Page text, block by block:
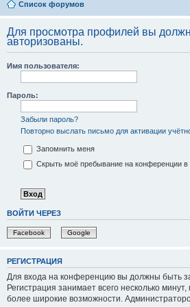
Список форумов
Для просмотра профилей вы
авторизованы.
Имя пользователя:
Пароль:
Забыли пароль?
Повторно выслать письмо для активации
Запомнить меня
Скрыть моё пребывание на конференции в
ВОЙТИ ЧЕРЕЗ
Facebook Google
РЕГИСТРАЦИЯ
Для входа на конференцию вы должны быть
Регистрация занимает всего несколько
более широкие возможности.